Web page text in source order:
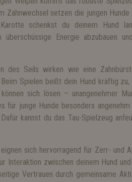
Zahnwechsel setzen die jungen
schenkst du deinem Hund
Energie abzubauen
des Seils wirken wie eine
Spielen beißt dein Hund kräftig
sich lösen – unangenehmer
für junge Hunde besonders
kannst du das Tau-Spielzeug
eignen sich hervorragend für Zerr- und
Interaktion zwischen deinem Hund
Vertrauen durch gemeinsame